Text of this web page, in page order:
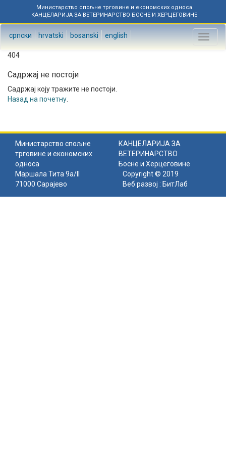
Министарство спољне трговине и економских односа
КАНЦЕЛАРИЈА ЗА ВЕТЕРИНАРСТВО БОСНЕ И ХЕРЦЕГОВИНЕ
српски hrvatski bosanski english
Toggle
404
Садржај не постоји
Садржај коју тражите не постоји.
Назад на почетну
Министарство спољне
трговине и економских
односа
КАНЦЕЛАРИЈА ЗА
ВЕТЕРИНАРСТВО
Босне и Херцеговине
Маршала Тита 9а/II
71000 Сарајево
Copyright © 2019
Веб развој : БитЛаб